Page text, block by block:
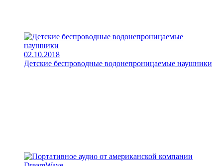
02.10.2018
Детские беспроводные водонепроницаемые наушники